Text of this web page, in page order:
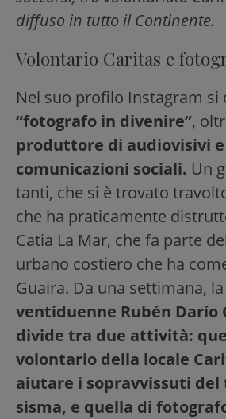
diffuso in tutto il Continente.
Volontario Caritas e
Nel suo profilo Instagram si
“fotografo in divenire”,
produttore di audiovisivi
comunicazioni sociali. Un
tanti, che si è trovato
che ha praticamente
Catia La Mar, che fa parte
urbano costiero che ha
Guaira. Da una settimana,
ventiduenne Rubén Darío
divide tra due attività:
volontario della locale
aiutare i sopravvissuti
sisma, e quella di